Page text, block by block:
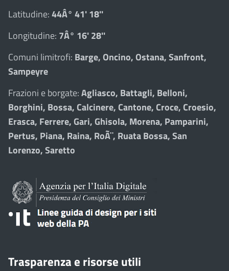
Latitudine:44Â° 41' 18''
Longitudine: 7Â° 16' 28''
Comuni limitrofi: Barge, Oncino, Ostana, Sanfront,
Sampeyre
Frazioni e borgate:Agliasco, Battagli, Belloni,
Borghini, Bossa, Calcinere, Cantone, Croce, Croesio,
Erasca, Ferrere, Gari, Ghisola, Morena, Pamparini,
Pertus, Piana, Raina, RoÃ¨, Ruata Bossa, San
Lorenzo, Saretto
Trasparenza e risorse utili